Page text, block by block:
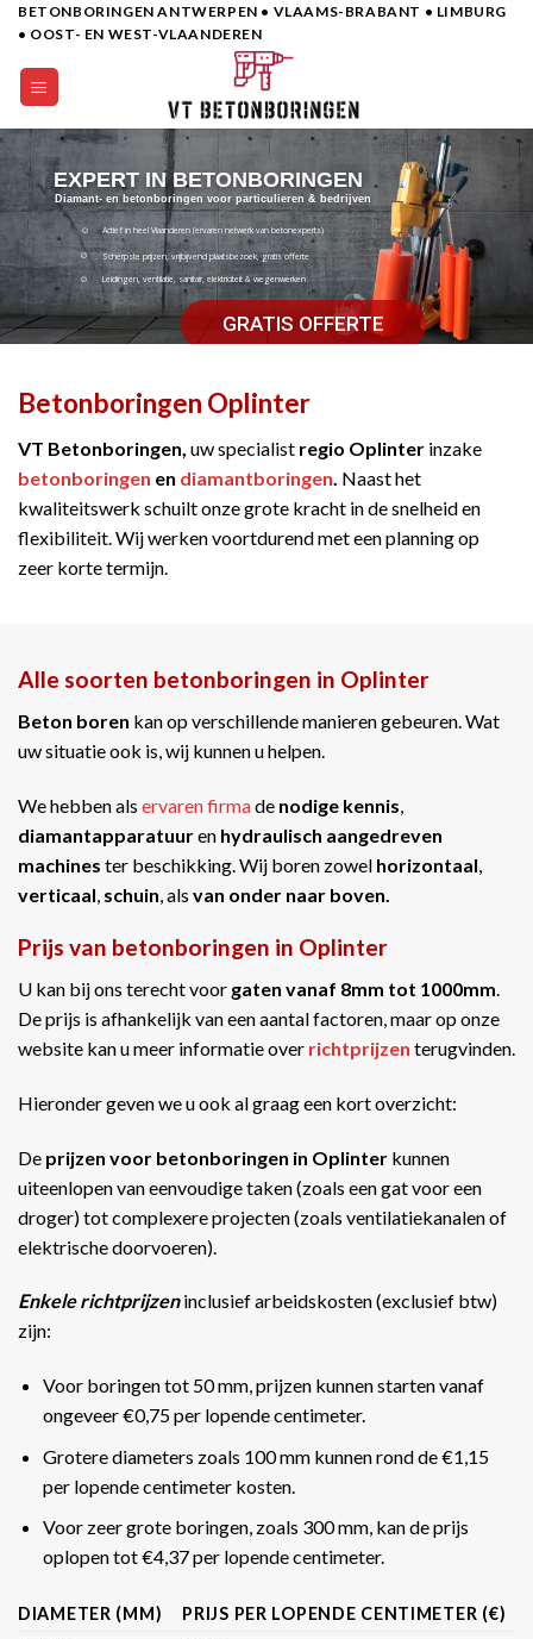
Skip
content
BETONBORINGEN ANTWERPEN • VLAAMS-BRABANT • LIMBURG
• OOST- EN WEST-VLAANDEREN
EXPERT IN BETONBORINGEN
Diamant- en betonboringen voor particulieren & bedrijven
Actief in heel Vlaanderen (ervaren netwerk van betonexperts)
Scherpste prijzen, vrijbijvend plaatsbezoek, gratis offerte
Leidingen, ventilatie, sanitair, elektriciteit & wegenwerken
GRATIS OFFERTE
Betonboringen Oplinter
VT Betonboringen, uw specialist regio Oplinter inzake
betonboringen en diamantboringen. Naast het
kwaliteitswerk schuilt onze grote kracht in de snelheid en
flexibiliteit. Wij werken voortdurend met een planning op
zeer korte termijn.
Alle soorten betonboringen in Oplinter
Beton boren kan op verschillende manieren gebeuren. Wat
uw situatie ook is, wij kunnen u helpen.
We hebben als ervaren firmade nodige kennis
diamantapparatuuren hydraulisch aangedreven
machines ter beschikking. Wij boren zowel horizontaal
verticaal schuin , als van onder naar boven.
Prijs van betonboringen in Oplinter
U kan bij ons terecht voor gaten vanaf 8mm tot 1000mm.
De prijs is afhankelijk van een aantal factoren, maar op onze
website kan u meer informatie over richtprijzen terugvinden.
Hieronder geven we u ook al graag een kort overzicht:
De prijzen voor betonboringen in Oplinter kunnen
uiteenlopen van eenvoudige taken (zoals een gat voor een
droger) tot complexere projecten (zoals ventilatiekanalen of
elektrische doorvoeren).
Enkele richtprijzeninclusief arbeidskosten (exclusief btw)
zijn:
Voor boringen tot 50 mm, prijzen kunnen starten vanaf
ongeveer €0,75 per lopende centimeter.
Grotere diameters zoals 100 mm kunnen rond de €1,15
per lopende centimeter kosten.
Voor zeer grote boringen, zoals 300 mm, kan de prijs
oplopen tot €4,37 per lopende centimeter​​.
DIAMETER (MM)
PRIJS PER LOPENDE CENTIMETER (€)